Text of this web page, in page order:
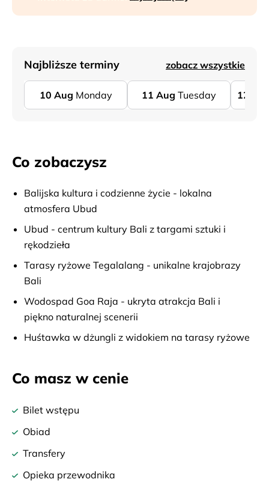
Najbliższe terminy zobacz wszystkie
10 Aug Monday 11 Aug Tuesday 12
Co zobaczysz
Balijska kultura i codzienne życie - lokalna
atmosfera Ubud
Ubud - centrum kultury Bali z targami sztuki i
rękodzieła
Tarasy ryżowe Tegalalang - unikalne krajobrazy
Bali
Wodospad Goa Raja - ukryta atrakcja Bali i
piękno naturalnej scenerii
Huśtawka w dżungli z widokiem na tarasy ryżowe
Co masz w cenie
Bilet wstępu
Obiad
Transfery
Opieka przewodnika